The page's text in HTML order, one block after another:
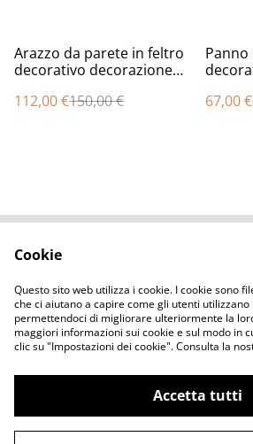
%
Arazzo da parete in feltro
decorativo decorazione
infeltrimento grigio Fatto
112,00 €150,00 €
%
Fatto
67,00 €
Privacy Policy
©2026
ELENA FELT Fatto a mano
cuciture tecnica
Cookie
Questo sito web utilizza i cookie. I cookie sono
che ci aiutano a capire come gli utenti
permettendoci di migliorare ulteriormente la
maggiori informazioni sui cookie e sul modo in
clic su "Impostazioni dei cookie". Consulta la
Accetta tutti